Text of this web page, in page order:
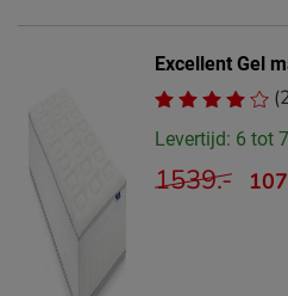
Excellent Gel
Levertijd: 6 tot
1539.-